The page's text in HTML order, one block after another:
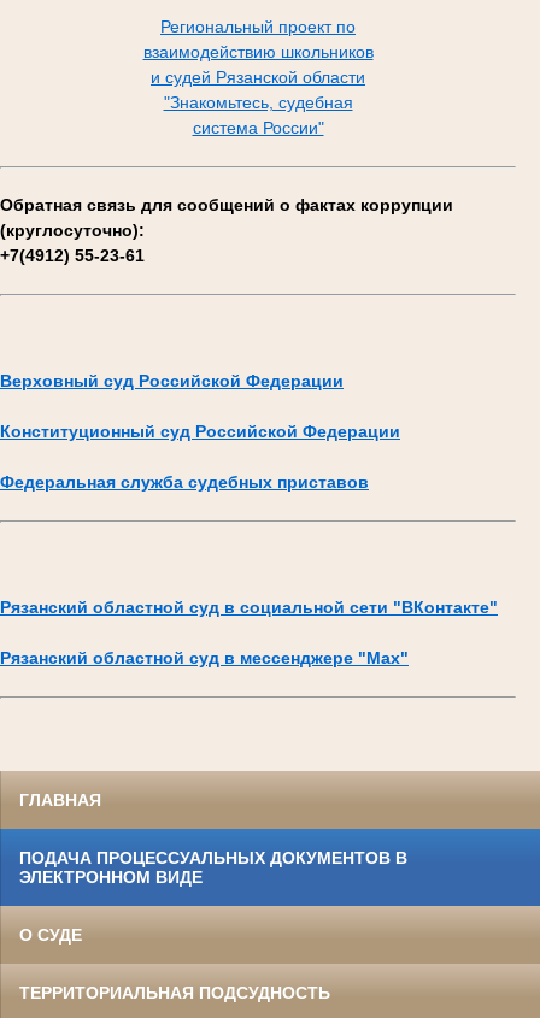
Региональный проект по
взаимодействию школьников
и судей Рязанской области
"Знакомьтесь, судебная
система России"
Обратная связь для сообщений о фактах коррупции
(круглосуточно):
+7(4912) 55-23-61
Верховный суд Российской Федерации
Конституционный суд Российской Федерации
Федеральная служба судебных приставов
Рязанский областной суд в социальной сети "ВКонтакте"
Рязанский областной суд в мессенджере "Max"
ГЛАВНАЯ
ПОДАЧА ПРОЦЕССУАЛЬНЫХ ДОКУМЕНТОВ В
ЭЛЕКТРОННОМ ВИДЕ
О СУДЕ
ТЕРРИТОРИАЛЬНАЯ ПОДСУДНОСТЬ